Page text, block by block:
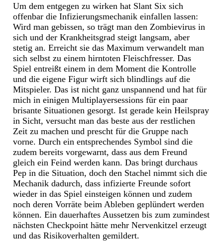
Um dem entgegen zu wirken hat Slant Six sich
offenbar die Infizierungsmechanik einfallen lassen:
Wird man gebissen, so trägt man den Zombievirus in
sich und der Krankheitsgrad steigt langsam, aber
stetig an. Erreicht sie das Maximum verwandelt man
sich selbst zu einem hirntoten Fleischfresser. Das
Spiel entreißt einem in dem Moment die Kontrolle
und die eigene Figur wirft sich blindlings auf die
Mitspieler. Das ist nicht ganz unspannend und hat für
mich in einigen Multiplayersessions für ein paar
brisante Situationen gesorgt. Ist gerade kein Heilspray
in Sicht, versucht man das beste aus der restlichen
Zeit zu machen und prescht für die Gruppe nach
vorne. Durch ein entsprechendes Symbol sind die
zudem bereits vorgewarnt, dass aus dem Freund
gleich ein Feind werden kann. Das bringt durchaus
Pep in die Situation, doch den Stachel nimmt sich die
Mechanik dadurch, dass infizierte Freunde sofort
wieder in das Spiel einsteigen können und zudem
noch deren Vorräte beim Ableben geplündert werden
können. Ein dauerhaftes Aussetzen bis zum zumindest
nächsten Checkpoint hätte mehr Nervenkitzel erzeugt
und das Risikoverhalten gemildert.